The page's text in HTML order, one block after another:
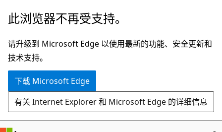
跳
主
要
内
此浏览器不再受支持。
请升级到 Microsoft Edge 以使用最新的功能、安全更新和
技术支持。
下载 Microsoft Edge
有关 Internet Explorer 和 Microsoft Edge 的详细信息